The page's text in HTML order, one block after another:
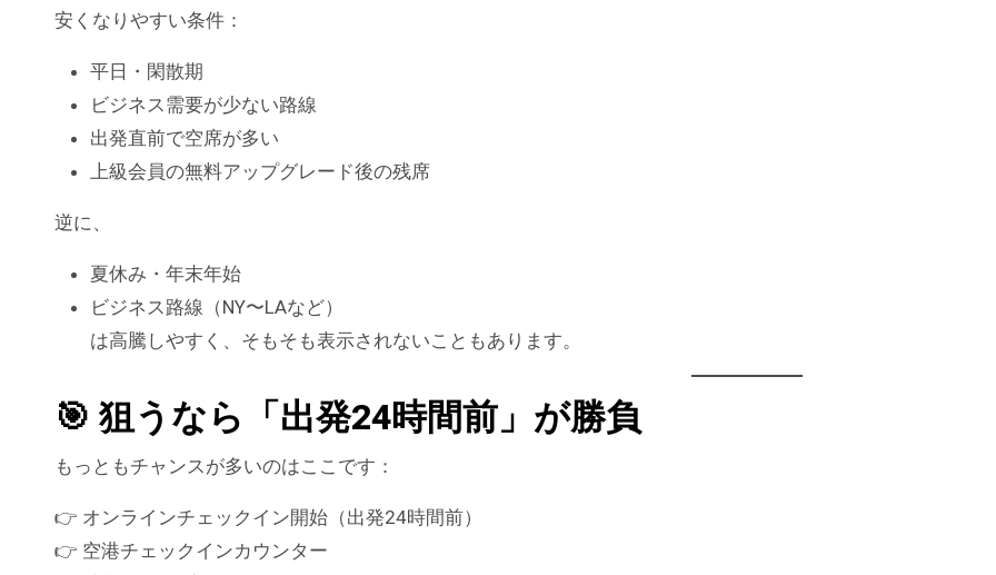
安くなりやすい条件：
平日・閑散期
ビジネス需要が少ない路線
出発直前で空席が多い
上級会員の無料アップグレード後の残席
逆に、
夏休み・年末年始
ビジネス路線（NY〜LAなど）
は高騰しやすく、そもそも表示されないこともあります。
🎯 狙うなら「出発24時間前」が勝負
もっともチャンスが多いのはここです：
👉 オンラインチェックイン開始（出発24時間前）
👉 空港チェックインカウンター